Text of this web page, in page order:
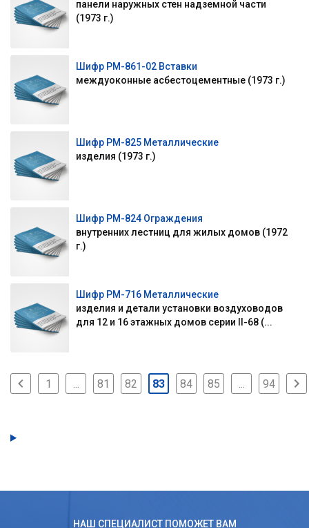
панели наружных стен надземной части
(1973 г.)
Шифр РМ-861-02 Вставки
междуоконные асбестоцементные (1973 г.)
Шифр РМ-825 Металлические
изделия (1973 г.)
Шифр РМ-824 Ограждения
внутренних лестниц для жилых домов (1972
г.)
Шифр РМ-716 Металлические
изделия и детали установки воздуховодов
для 12 и 16 этажных домов серии II-68 (...
1 81 82 83 84 85 94
НАШ СПЕЦИАЛИСТ ПОМОЖЕТ ВАМ